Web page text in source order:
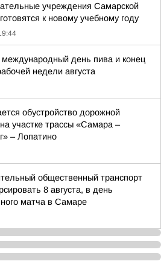
учреждения Самарской
к новому учебному году
день пива и конец
недели августа
обустройство дорожной
участке трассы «Самара –
– Лопатино
общественный транспорт
8 августа, в день
матча в Самаре